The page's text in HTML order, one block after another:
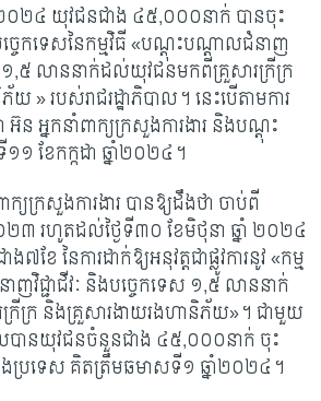
០២៤ យុវជនជាង ៤៥,០០០នាក់ បានចុះ
េកទេសនៃកម្មវិធី «បណ្តុះបណ្តាលជំនាញ
១,៥ លាននាក់‍ដល់យុវជនមកពីគ្រួសារក្រីក្រ
» របស់រាជរដ្ឋាភិបាល។ នេះបើតាមការ
ន អ្នកនាំពាក្យក្រសួងការងារ និងបណ្តុះ
១១ ខែកក្កដា ឆ្នាំ២០២៤។
ក្យក្រសួងការងារ បានឱ្យដឹងថា ចាប់ពី
២០២៣ រហូតដល់ថ្ងៃទី៣០ ខែមិថុនា ឆ្នាំ ២០២៤
ែ នៃការដាក់ឱ្យអនុវត្តជាផ្លូវការនូវ«កម្ម
ញវិជ្ជាជីវៈ និងបច្ចេកទេស ១,៥ លាននាក់
ក្រ និងគ្រួសារងាយរងហានិភ័យ»។ ជាមួយ
លបានយុវជនចំនួនជាង ៤៥,០០០នាក់ ចុះ
ប្រទេស គិតត្រឹមឆមាសទី១ ឆ្នាំ២០២៤។